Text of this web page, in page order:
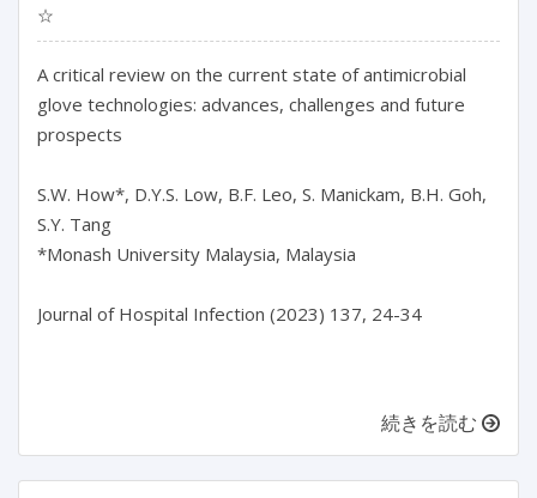
☆
A critical review on the current state of antimicrobial
glove technologies: advances, challenges and future
prospects
S.W. How*, D.Y.S. Low, B.F. Leo, S. Manickam, B.H. Goh,
S.Y. Tang
*Monash University Malaysia, Malaysia
Journal of Hospital Infection (2023) 137, 24-34
続きを読む